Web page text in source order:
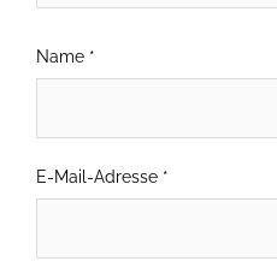
Name *
E-Mail-Adresse *